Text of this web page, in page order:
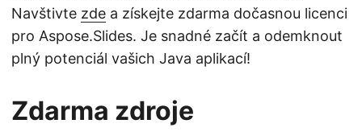
Navštivte zde a získejte zdarma dočasnou licenci
pro Aspose.Slides. Je snadné začít a odemknout
plný potenciál vašich Java aplikací!
Zdarma zdroje